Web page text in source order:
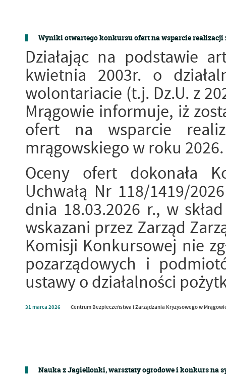
Wyniki otwartego konkursu ofert na wsparcie realizacji
Działając na podstawie
kwietnia 2003r. o
wolontariacie (t.j. Dz.U. z
Mrągowie informuje, iż
ofert na wsparcie
mrągowskiego w roku 2026.
Oceny ofert dokonała
Uchwałą Nr 118/1419/
dnia 18.03.2026 r., w
wskazani przez Zarząd
Komisji Konkursowej nie
pozarządowych i
ustawy o działalności
31 marca 2026 Centrum Bezpieczeństwa i Zarządzania Kryzysowego w
Nauka z Jagiellonki, warsztaty ogrodowe i konkurs na